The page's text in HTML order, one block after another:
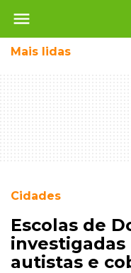
menu
Mais lidas
Cidades
Escolas de
autistas e